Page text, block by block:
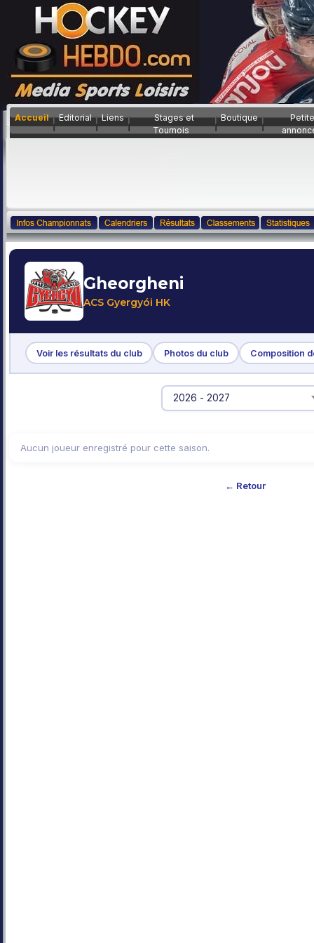
Accueil Editorial Liens
Stages et
Tournois
Boutique
Gheorgheni
ACS Gyergyói HK
Voir les résultats du club Photos du club Composition
Aucun joueur enregistré pour cette saison.
← Retour